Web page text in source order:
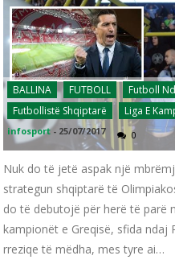
BALLINA FUTBOLL
Futboll
Futbollistë Shqiptarë
Liga E
infosport - 25/07/2017 0
Nuk do të jetë aspak një
strategun shqiptarë të
do të debutojë për herë të parë
kampionët e Greqisë, sfida
rreziqe të mëdha, mes tyre ai…